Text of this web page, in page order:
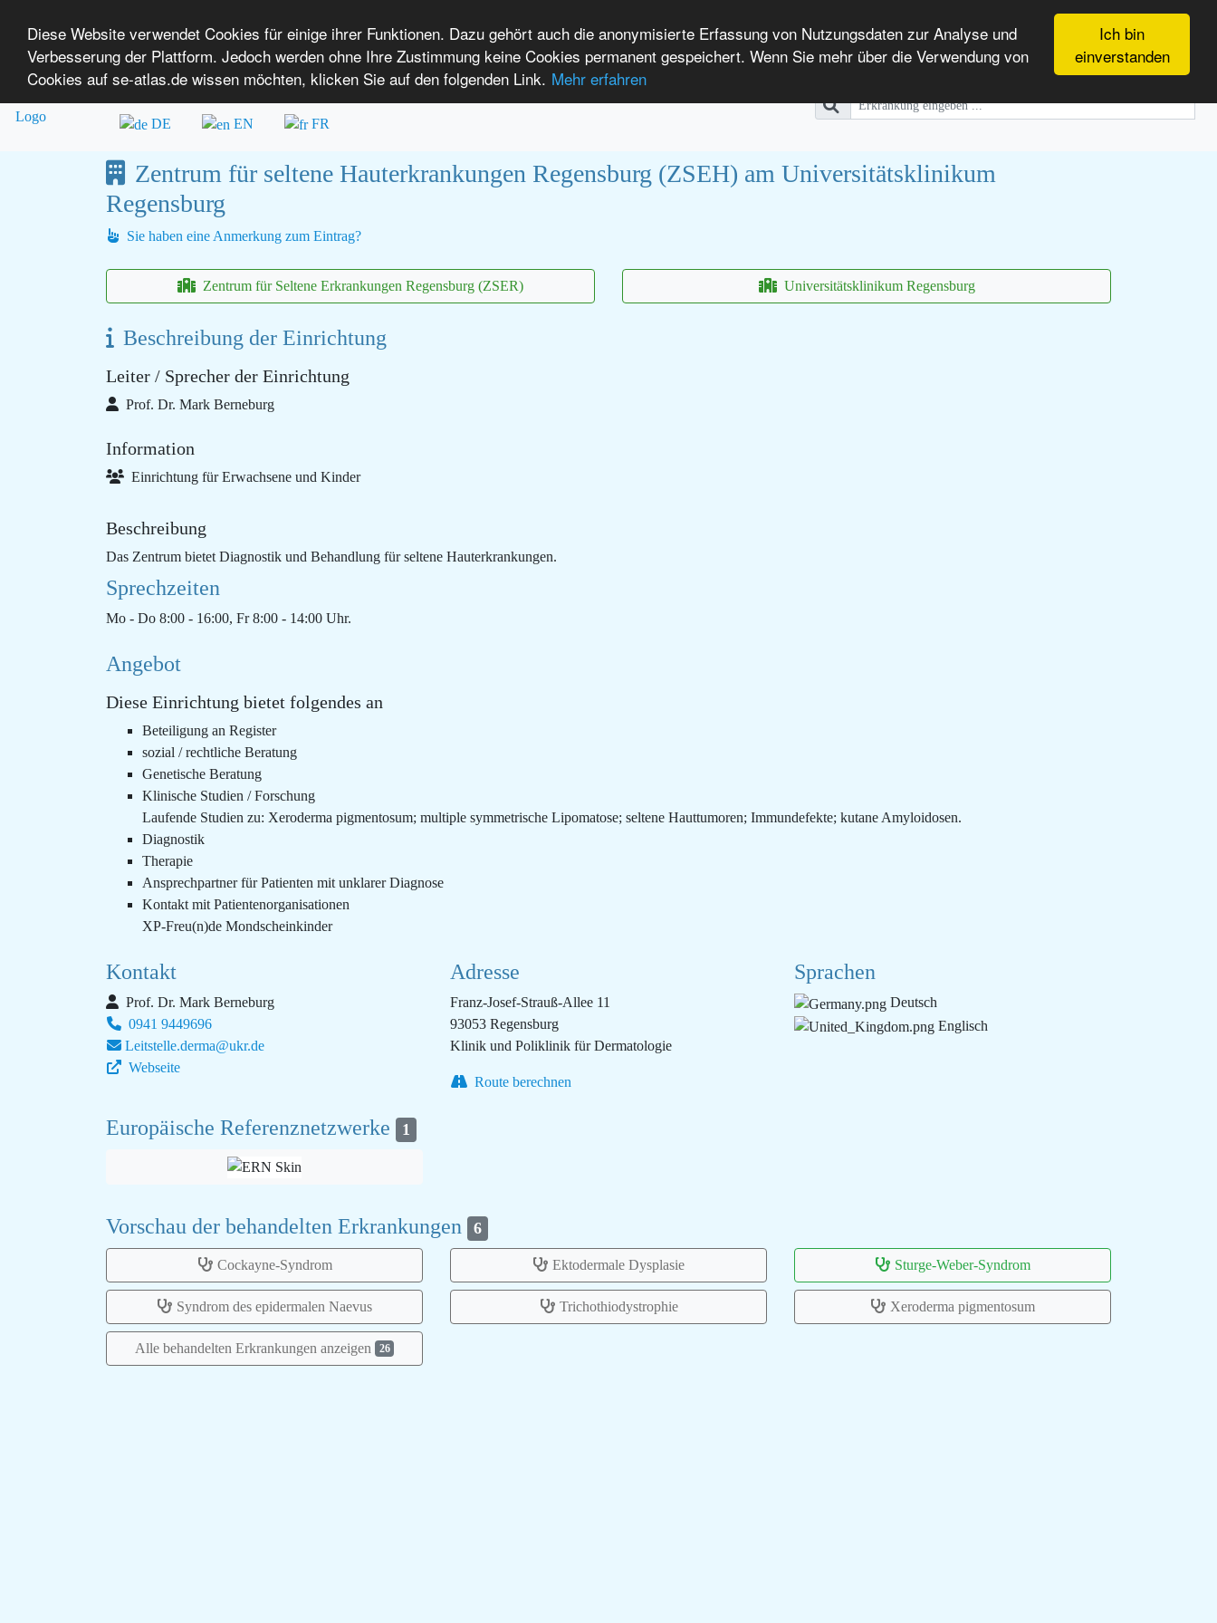
Ich bin
einverstanden
Diese Website verwendet Cookies für einige ihrer Funktionen. Dazu gehört auch die anonymisierte Erfassung von Nutzungsdaten zur Analyse und
Verbesserung der Plattform. Jedoch werden ohne Ihre Zustimmung keine Cookies permanent gespeichert. Wenn Sie mehr über die Verwendung von
Cookies auf se-atlas.de wissen möchten, klicken Sie auf den folgenden Link. Mehr erfahren
SE-ATLAS
Versorgungsatlas für Menschen mit seltenen Erkrankungen
Überblick über Einrichtungen Über uns Anmelden Leichte Sprache International Patients
DE EN FR
Zentrum für seltene Hauterkrankungen Regensburg (ZSEH) am Universitätsklinikum
Regensburg
Sie haben eine Anmerkung zum Eintrag?
Zentrum für Seltene Erkrankungen Regensburg (ZSER) Universitätsklinikum Regensburg
Beschreibung der Einrichtung
Leiter / Sprecher der Einrichtung
Prof. Dr. Mark Berneburg
Information
Einrichtung für Erwachsene und Kinder
Beschreibung
Das Zentrum bietet Diagnostik und Behandlung für seltene Hauterkrankungen.
Sprechzeiten
Mo - Do 8:00 - 16:00, Fr 8:00 - 14:00 Uhr.
Angebot
Diese Einrichtung bietet folgendes an
Beteiligung an Register
sozial / rechtliche Beratung
Genetische Beratung
Klinische Studien / Forschung
Laufende Studien zu: Xeroderma pigmentosum; multiple symmetrische Lipomatose; seltene Hauttumoren; Immundefekte; kutane Amyloidosen.
Diagnostik
Therapie
Ansprechpartner für Patienten mit unklarer Diagnose
Kontakt mit Patientenorganisationen
XP-Freu(n)de Mondscheinkinder
Kontakt
Prof. Dr. Mark Berneburg
0941 9449696
Leitstelle.derma@ukr.de
Webseite
Adresse
Franz-Josef-Strauß-Allee 11
93053 Regensburg
Klinik und Poliklinik für Dermatologie
Route berechnen
Sprachen
Deutsch
Englisch
Europäische Referenznetzwerke 1
Vorschau der behandelten Erkrankungen 6
Cockayne-Syndrom Ektodermale Dysplasie Sturge-Weber-Syndrom
Syndrom des epidermalen Naevus Trichothiodystrophie Xeroderma pigmentosum
Alle behandelten Erkrankungen anzeigen 26